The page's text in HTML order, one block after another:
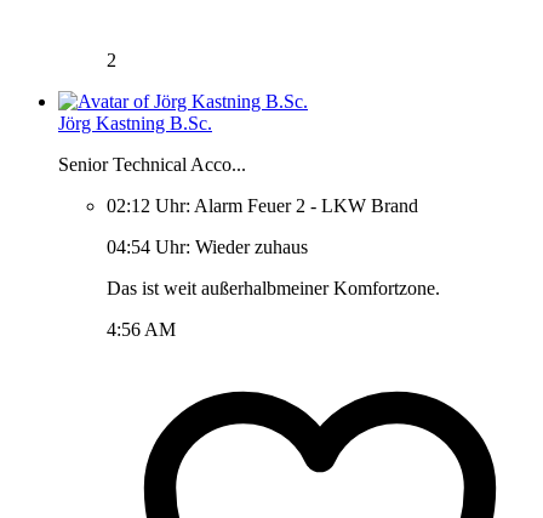
2
Jörg Kastning B.Sc.
Senior Technical Acco...
02:12 Uhr: Alarm Feuer 2 - LKW Brand
04:54 Uhr: Wieder zuhaus
Das ist weit außerhalbmeiner Komfortzone.
4:56 AM